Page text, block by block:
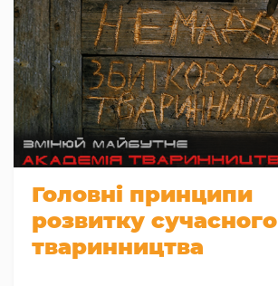
Головні принципи
розвитку сучасного
тваринництва